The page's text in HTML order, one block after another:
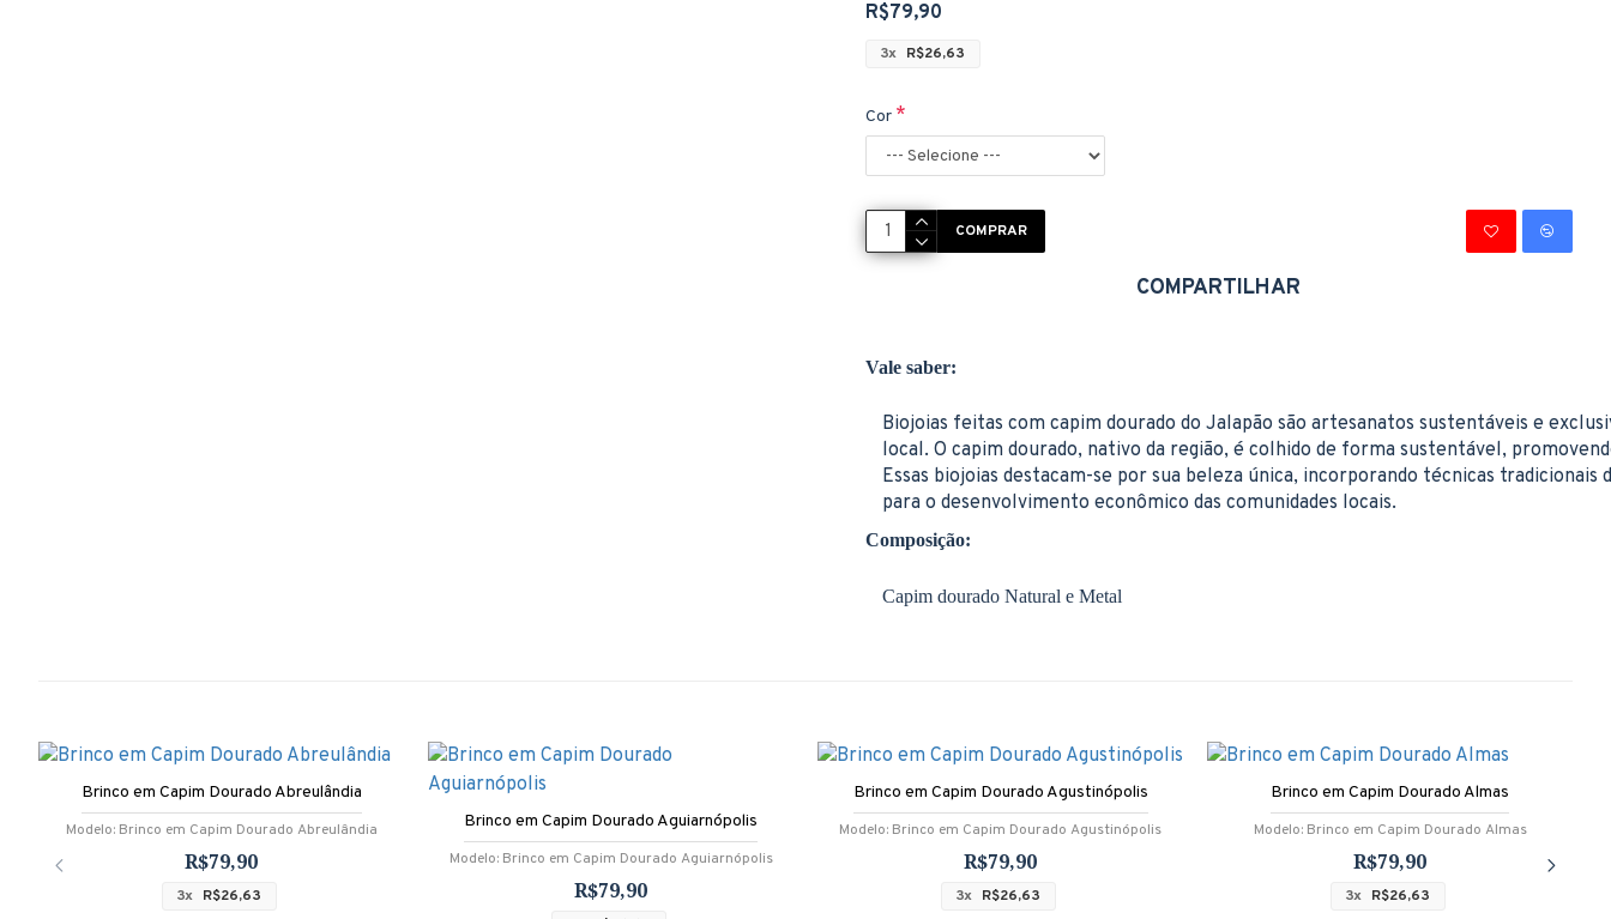
R$79,90
3x R$26,63
Cor
COMPRAR
COMPARTILHAR
Vale saber:
Biojoias feitas com capim dourado do Jalapão são artesanatos sustentáveis e
local. O capim dourado, nativo da região, é colhido de forma sustentável,
Essas biojoias destacam-se por sua beleza única, incorporando técnicas
para o desenvolvimento econômico das comunidades locais.
Composição:
Capim dourado Natural e Metal
Modelo: Brinco em Capim Dourado Abreulândia
Brinco em Capim Dourado Abreulândia
R$79,90
3x R$26,63
Modelo: Brinco em Capim Dourado Aguiarnópolis
Brinco em Capim Dourado Aguiarnópolis
R$79,90
Modelo: Brinco em Capim Dourado Agustinópolis
Brinco em Capim Dourado Agustinópolis
R$79,90
3x R$26,63
Modelo: Brinco em Capim Dourado Almas
Brinco em Capim Dourado Almas
R$79,90
3x R$26,63